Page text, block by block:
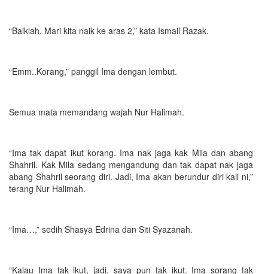
“Baiklah. Mari kita naik ke aras 2,” kata Ismail Razak.
“Emm..Korang,” panggil Ima dengan lembut.
Semua mata memandang wajah Nur Halimah.
“Ima tak dapat ikut korang. Ima nak jaga kak Mila dan abang
Shahril. Kak Mila sedang mengandung dan tak dapat nak jaga
abang Shahril seorang diri. Jadi, Ima akan berundur diri kali ni,”
terang Nur Halimah.
“Ima…,” sedih Shasya Edrina dan Siti Syazanah.
“Kalau Ima tak ikut, jadi, saya pun tak ikut. Ima sorang tak